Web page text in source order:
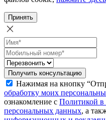
Принять
Получить консультацию
Нажимая на кнопку
обработку моих
ознакомление с Политикой в
персональных данных, а